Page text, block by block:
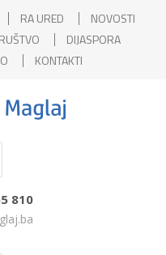
RA URED
NOVOSTI
DIJASPORA
KONTAKTI
810